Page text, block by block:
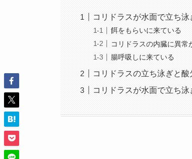
コリドラスが水面で立ち泳
餌をもらいに来ている
コリドラスの内臓に異常
腸呼吸しに来ている
コリドラスの立ち泳ぎと
コリドラスが水面で立ち泳